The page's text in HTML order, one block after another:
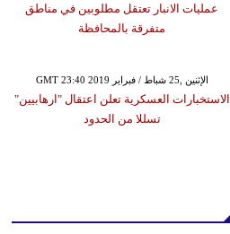
عمليات الانبار تعتقل مطلوبين في مناطق
متفرقة بالمحافظة
GMT 23:40 2019 الإثنين ,25 شباط / فبراير
الاستخبارات العسكرية تعلن اعتقال "ارهابيين"
تسللا من الحدود